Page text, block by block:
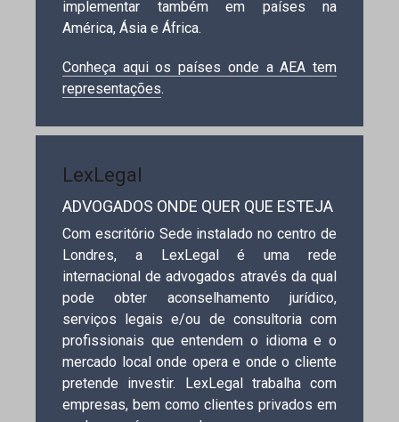
implementar também em países na
América, Ásia e África.
Conheça aqui os países onde a AEA tem
representações.
LexLegal
ADVOGADOS ONDE QUER QUE ESTEJA
Com escritório Sede instalado no centro de
Londres, a LexLegal é uma rede
internacional de advogados através da qual
pode obter aconselhamento jurídico,
serviços legais e/ou de consultoria com
profissionais que entendem o idioma e o
mercado local onde opera e onde o cliente
pretende investir. LexLegal trabalha com
empresas, bem como clientes privados em